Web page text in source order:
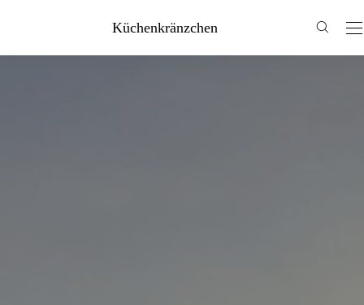
Küchenkränzchen